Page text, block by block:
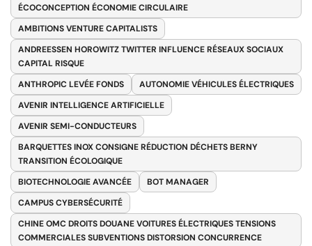
ÉCOCONCEPTION ÉCONOMIE CIRCULAIRE
AMBITIONS VENTURE CAPITALISTS
ANDREESSEN HOROWITZ TWITTER INFLUENCE RÉSEAUX SOCIAUX
CAPITAL RISQUE
ANTHROPIC LEVÉE FONDS
AUTONOMIE VÉHICULES ÉLECTRIQUES
AVENIR INTELLIGENCE ARTIFICIELLE
AVENIR SEMI-CONDUCTEURS
BARQUETTES INOX CONSIGNE RÉDUCTION DÉCHETS BERNY
TRANSITION ÉCOLOGIQUE
BIOTECHNOLOGIE AVANCÉE
BOT MANAGER
CAMPUS CYBERSÉCURITÉ
CHINE OMC DROITS DOUANE VOITURES ÉLECTRIQUES TENSIONS
COMMERCIALES SUBVENTIONS DISTORSION CONCURRENCE